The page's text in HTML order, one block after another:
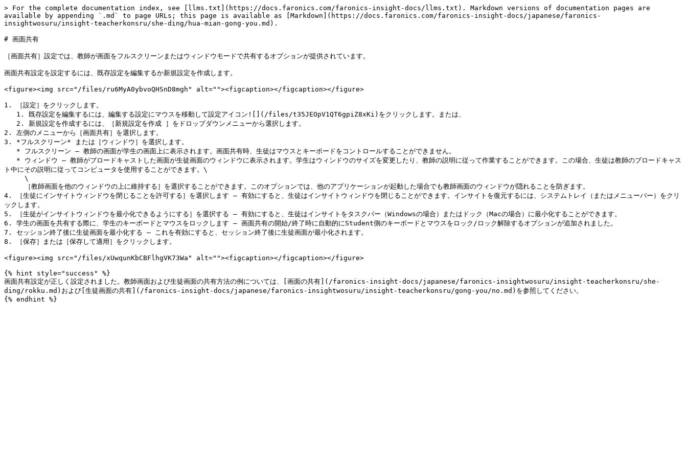
> For the complete documentation index, see [llms.txt](https://docs.faronics.com/faronics-insight-docs/llms.txt). Markdown versions of documentation pages are
available by appending `.md` to page URLs; this page is available as [Markdown](https://docs.faronics.com/faronics-insight-docs/japanese/faronics-
insightwosuru/insight-teacherkonsru/she-ding/hua-mian-gong-you.md).
# 画面共有
［画面共有］設定では、教師が画面をフルスクリーンまたはウィンドウモードで共有するオプションが提供されています。
画面共有設定を設定するには、既存設定を編集するか新規設定を作成します。
<figure><img src="/files/ru6MyA0ybvoQHSnD8mgh" alt=""><figcaption></figcaption></figure>
1. ［設定］をクリックします。
2. 左側のメニューから［画面共有］を選択します。
3. *フルスクリーン* または［ウィンドウ］を選択します。
ト中にその説明に従ってコンピュータを使用することができます。\
4. ［生徒にインサイトウィンドウを閉じることを許可する］を選択します – 有効にすると、生徒はインサイトウィンドウを閉じることができます。インサイトを復元するには、システムトレイ（またはメニューバー）をクリ
ックします。
5. ［生徒がインサイトウィンドウを最小化できるようにする］を選択する – 有効にすると、生徒はインサイトをタスクバー（Windowsの場合）またはドック（Macの場合）に最小化することができます。
6. 学生の画面を共有する際に、学生のキーボードとマウスをロックします – 画面共有の開始/終了時に自動的にStudent側のキーボードとマウスをロック/ロック解除するオプションが追加されました。
7. セッション終了後に生徒画面を最小化する – これを有効にすると、セッション終了後に生徒画面が最小化されます。
8. ［保存］または［保存して適用］をクリックします。
<figure><img src="/files/xUwqunKbCBFlhgVK73Wa" alt=""><figcaption></figcaption></figure>
{% hint style="success" %}
画面共有設定が正しく設定されました。教師画面および生徒画面の共有方法の例については、[画面の共有](/faronics-insight-docs/japanese/faronics-insightwosuru/insight-teacherkonsru/she-
ding/rokku.md)および[生徒画面の共有](/faronics-insight-docs/japanese/faronics-insightwosuru/insight-teacherkonsru/gong-you/no.md)を参照してください。